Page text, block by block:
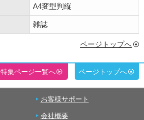
A4変型判縦
雑誌
ページトップへ
特集ページ一覧へ ページトップへ
お客様サポート
会社概要